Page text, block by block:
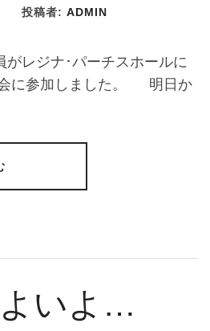
投稿者: ADMIN
がレジナ･パーチスホールに
に参加しました。 明日か
いよ…